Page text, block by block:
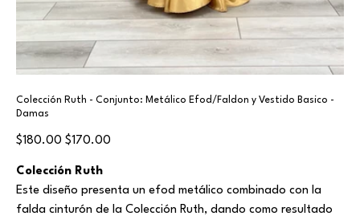
Colección Ruth - Conjunto: Metálico Efod/Faldon y Vestido Basico -
Damas
Original
price
$180.00
Sale
price
$170.00
Colección Ruth
Este diseño presenta un efod metálico combinado con la
falda cinturón de la Colección Ruth, dando como resultado